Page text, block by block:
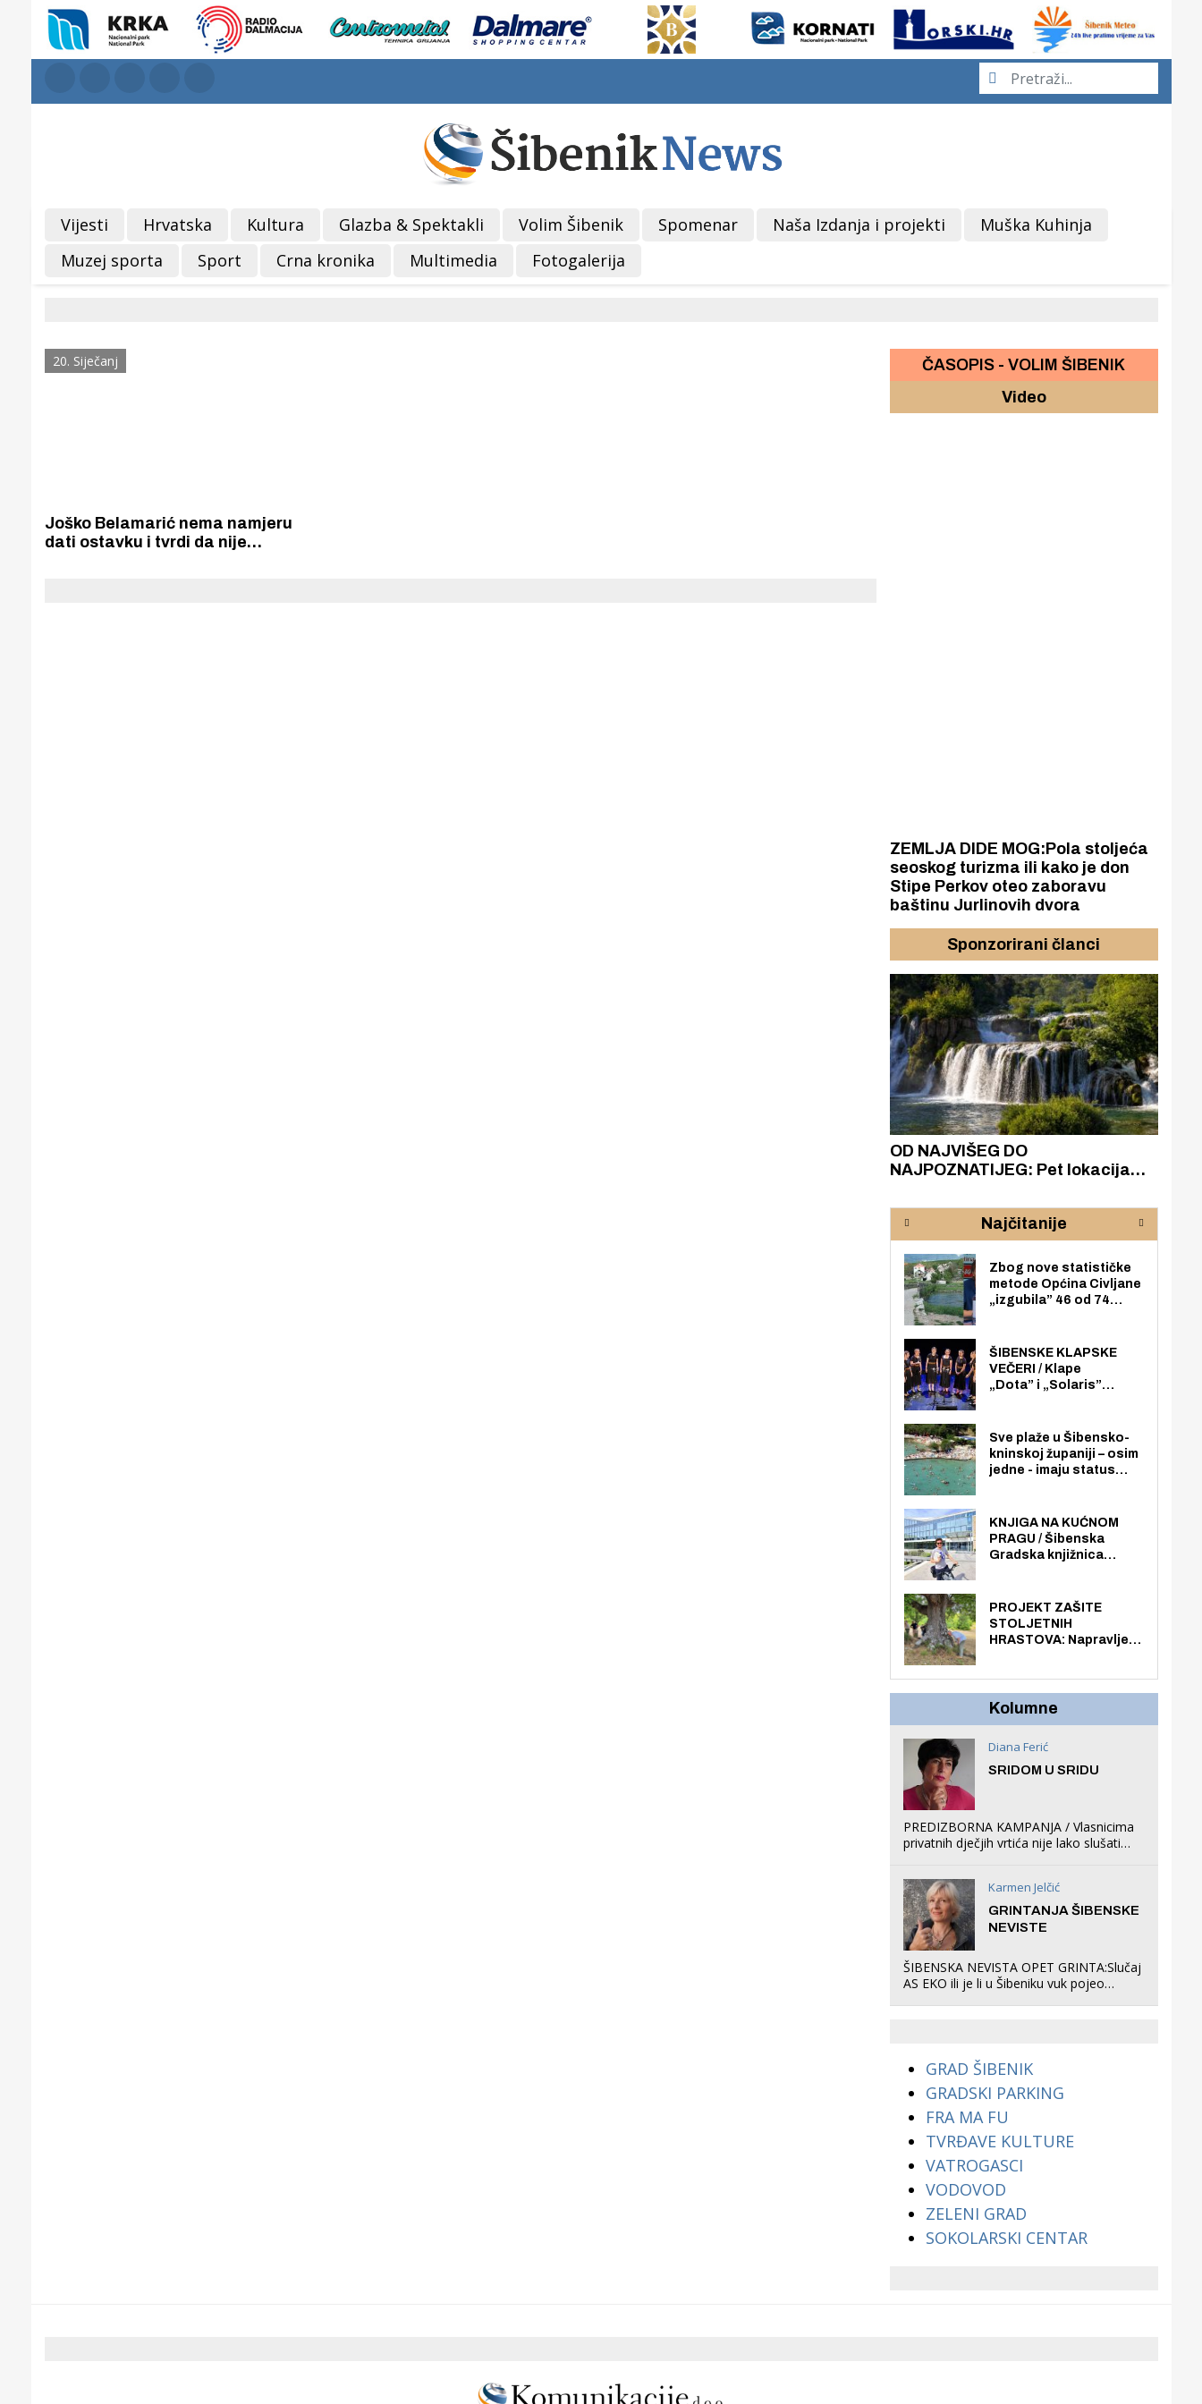
Vijesti Hrvatska Kultura Glazba & Spektakli Volim Šibenik Spomenar Naša Izdanja i projekti
Muška Kuhinja
Muzej sporta
Sport Crna kronika Multimedia Fotogalerija
20. Siječanj
Joško Belamarić nema namjeru
dati ostavku i tvrdi da nije
ČASOPIS - VOLIM ŠIBENIK
Video
ZEMLJA DIDE MOG:Pola stoljeća
seoskog turizma ili kako je don
Stipe Perkov oteo zaboravu
baštinu Jurlinovih dvora
Sponzorirani članci
OD NAJVIŠEG DO
NAJPOZNATIJEG: Pet lokacija
rijeke Krke
Najčitanije
Zbog nove statističke
metode Općina Civljane
„izgubila” 46 od 74
nego radno sposobnih
osoba među svojih 170
stanovnika.
ŠIBENSKE KLAPSKE
VEČERI / Klape
„Dota” i „Solaris”
loži
Sve plaže u Šibensko-
kninskoj županiji – osim
jedne - imaju status
općoj upotrebi. Pristup
je slobodan i besplatan
za sve građane i
KNJIGA NA KUĆNOM
PRAGU / Šibenska
Gradska knjižnica
knjiga na kućnu adresu
električnim biciklom.
PROJEKT ZAŠITE
STOLJETNIH
HRASTOVA: Napravljen
Kolumne
Diana Ferić
SRIDOM U SRIDU
PREDIZBORNA KAMPANJA / Vlasnicima
privatnih dječjih vrtića nije lako slušati
što oni rade u Šibeniku ne postoji
Karmen Jelčić
GRINTANJA ŠIBENSKE
NEVISTE
ŠIBENSKA NEVISTA OPET GRINTA:Slučaj
AS EKO ili je li u Šibeniku vuk pojeo
GRAD ŠIBENIK
GRADSKI PARKING
FRA MA FU
TVRĐAVE KULTURE
VATROGASCI
VODOVOD
ZELENI GRAD
SOKOLARSKI CENTAR